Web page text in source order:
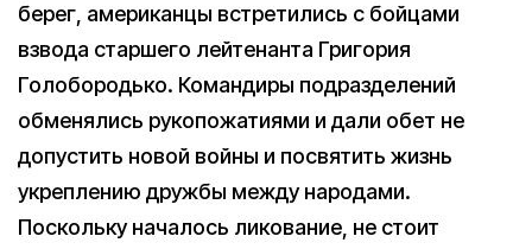
берег, американцы встретились с бойцами
взвода старшего лейтенанта Григория
Голобородько. Командиры подразделений
обменялись рукопожатиями и дали обет не
допустить новой войны и посвятить жизнь
укреплению дружбы между народами.
Поскольку началось ликование, не стоит